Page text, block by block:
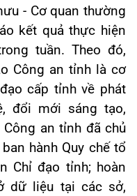
- Cơ quan thường
kết quả thực hiện
tuần. Theo đó,
Công an tỉnh là cơ
cấp tỉnh về phát
đổi mới sáng tạo,
an tỉnh đã chủ
hành Quy chế tổ
Chỉ đạo tỉnh; hoàn
dữ liệu tại các sở,